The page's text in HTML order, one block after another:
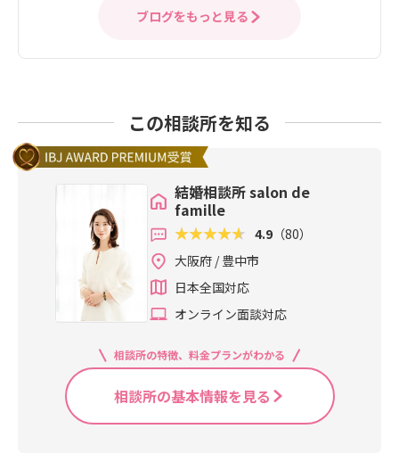
ブログをもっと見る
この相談所を知る
結婚相談所 salon de
famille
4.9 （80）
大阪府 / 豊中市
日本全国対応
オンライン面談対応
相談所の特徴、料金プランがわかる
相談所の基本情報を見る